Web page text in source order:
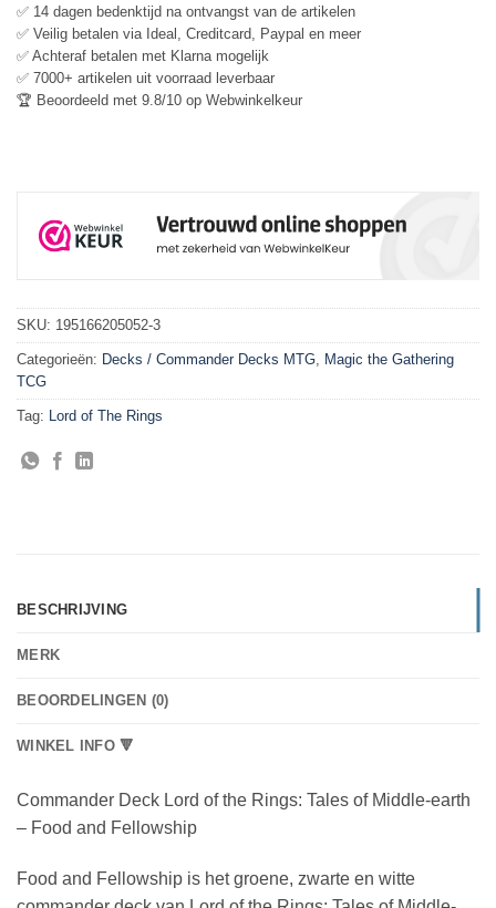
✅ 14 dagen bedenktijd na ontvangst van de artikelen
✅ Veilig betalen via Ideal, Creditcard, Paypal en meer
✅ Achteraf betalen met Klarna mogelijk
✅ 7000+ artikelen uit voorraad leverbaar
🏆 Beoordeeld met 9.8/10 op Webwinkelkeur
SKU: 195166205052-3
Categorieën: Decks / Commander Decks MTG Magic the Gathering
TCG
Tag: Lord of The Rings
BESCHRIJVING
MERK
BEOORDELINGEN (0)
WINKEL INFO 🔻
Commander Deck Lord of the Rings: Tales of Middle-earth
– Food and Fellowship
Food and Fellowship is het groene, zwarte en witte